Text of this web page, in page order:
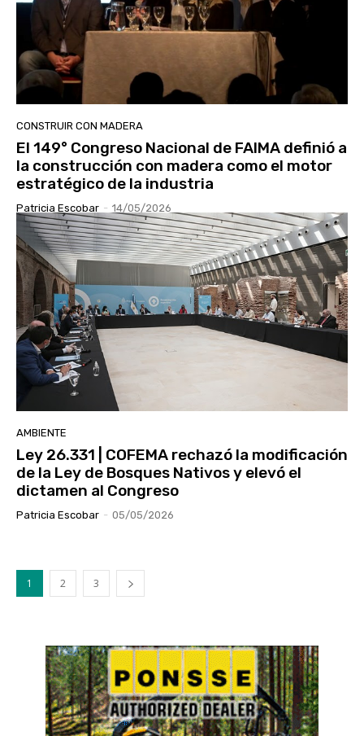
CONSTRUIR CON MADERA
El 149° Congreso Nacional de FAIMA definió a
la construcción con madera como el motor
estratégico de la industria
Patricia Escobar - 14/05/2026
AMBIENTE
Ley 26.331 | COFEMA rechazó la modificación
de la Ley de Bosques Nativos y elevó el
dictamen al Congreso
Patricia Escobar - 05/05/2026
1 2 3